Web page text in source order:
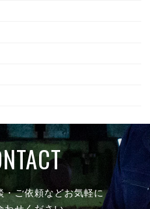
・ご依頼などお気軽に